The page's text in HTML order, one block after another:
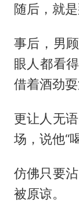
随后，就
事后，男
眼人都看
借着酒劲耍
更让人无
场，说他“
仿佛只要
被原谅。